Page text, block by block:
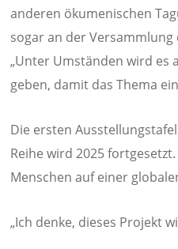
anderen ökumenischen
sogar an der Versammlung
„Unter Umständen wird es
geben, damit das Thema
Die ersten
Reihe wird 2025
Menschen auf einer
„Ich denke, dieses Projekt